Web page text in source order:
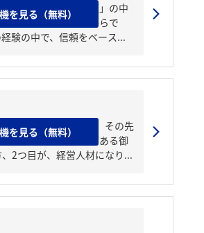
る理由は、「三綱領」の中
神に深く共感したからで
験の中で、信頼をベース...
を見る（無料）
利益を追い求めるが、その先
為に」という想いがある御
2つ目が、経営人材になり...
を見る（無料）